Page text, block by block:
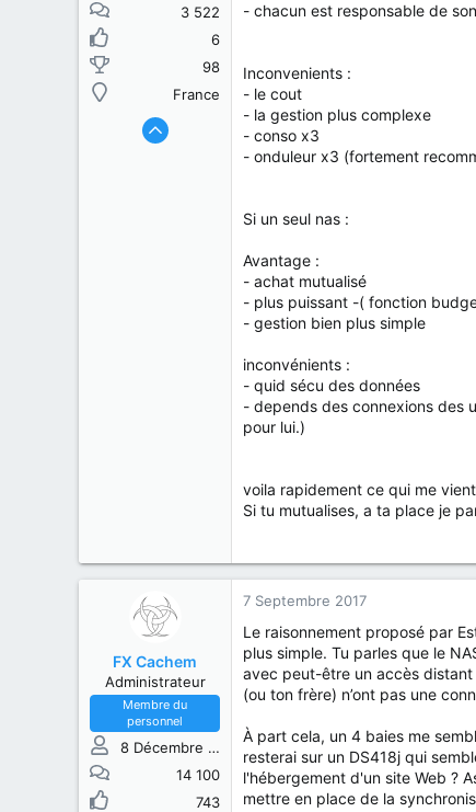
3 522
6
98
France
- chacun est responsable de
Inconvenients :
- le cout
- la gestion plus complexe
- conso x3
- onduleur x3 (fortement
Si un seul nas :
Avantage :
- achat mutualisé
- plus puissant -( fonction
- gestion bien plus simple
inconvénients :
- quid sécu des données
- depends des connexions des
pour lui.)
voila rapidement ce qui me
Si tu mutualises, a ta place je
FX Cachem
Administrateur
Membre du
personnel
8 Décembre 2013
14 100
743
7 Septembre 2017
Le raisonnement proposé par
plus simple. Tu parles que le
avec peut-être un accès distant
(ou ton frère) n’ont pas une
À part cela, un 4 baies me
resterai sur un DS418j qui
l'hébergement d'un site Web ?
mettre en place de la